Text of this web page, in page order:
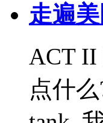
走遍
ACT II
点什